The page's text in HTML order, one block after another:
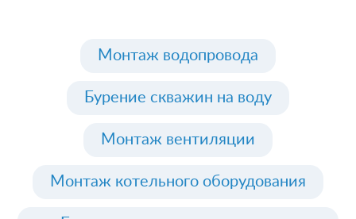
Монтаж водопровода
Бурение скважин на воду
Монтаж вентиляции
Монтаж котельного оборудования